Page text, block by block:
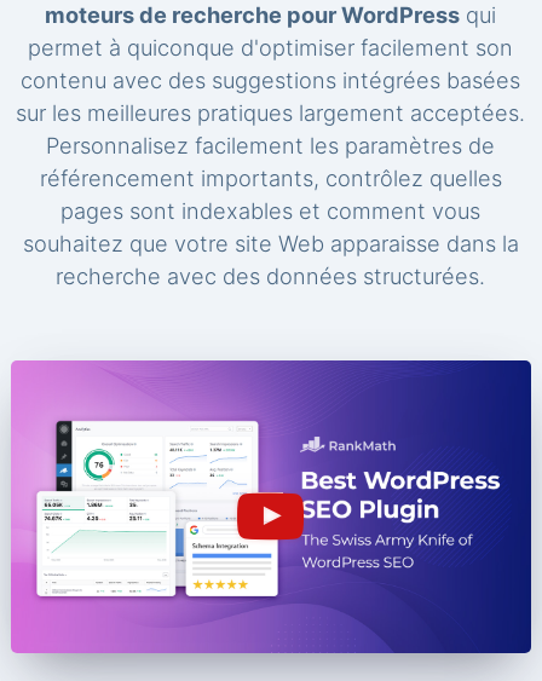
moteurs de recherche pour WordPress qui
permet à quiconque d'optimiser facilement son
contenu avec des suggestions intégrées basées
sur les meilleures pratiques largement acceptées.
Personnalisez facilement les paramètres de
référencement importants, contrôlez quelles
pages sont indexables et comment vous
souhaitez que votre site Web apparaisse dans la
recherche avec des données structurées.